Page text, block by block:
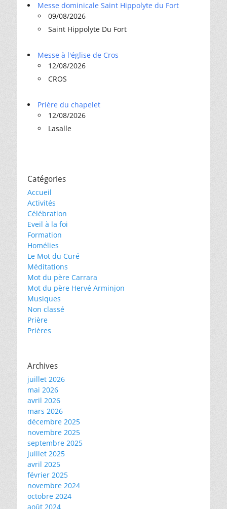
Messe dominicale Saint Hippolyte du Fort
09/08/2026
Saint Hippolyte Du Fort
Messe à l'église de Cros
12/08/2026
CROS
Prière du chapelet
12/08/2026
Lasalle
Catégories
Accueil
Activités
Célébration
Eveil à la foi
Formation
Homélies
Le Mot du Curé
Méditations
Mot du père Carrara
Mot du père Hervé Arminjon
Musiques
Non classé
Prière
Prières
Archives
juillet 2026
mai 2026
avril 2026
mars 2026
décembre 2025
novembre 2025
septembre 2025
juillet 2025
avril 2025
février 2025
novembre 2024
octobre 2024
août 2024